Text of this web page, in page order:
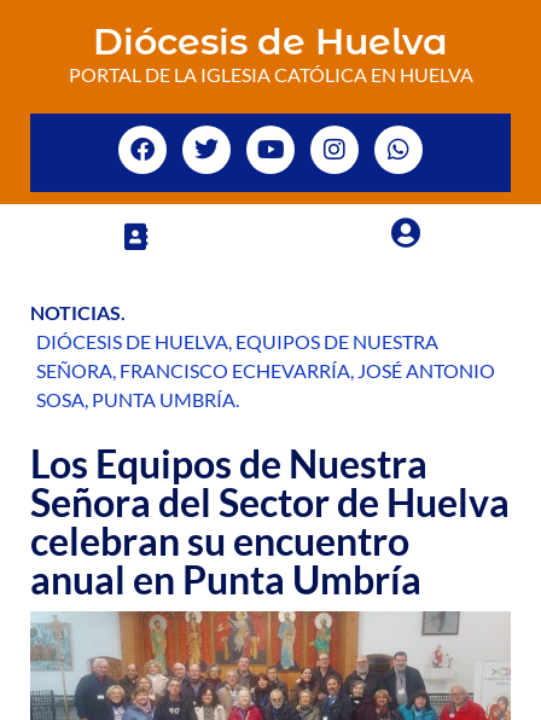
Diócesis de Huelva
PORTAL DE LA IGLESIA CATÓLICA EN HUELVA
NOTICIAS.
DIÓCESIS DE HUELVA, EQUIPOS DE NUESTRA
SEÑORA, FRANCISCO ECHEVARRÍA, JOSÉ ANTONIO
SOSA, PUNTA UMBRÍA.
Los Equipos de Nuestra
Señora del Sector de Huelva
celebran su encuentro
anual en Punta Umbría